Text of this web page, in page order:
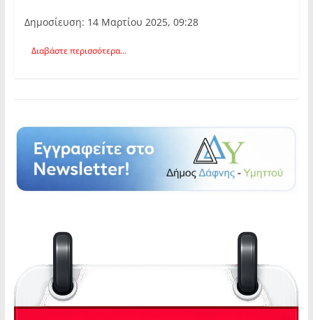
Δημοσίευση: 14 Μαρτίου 2025, 09:28
Διαβάστε περισσότερα...